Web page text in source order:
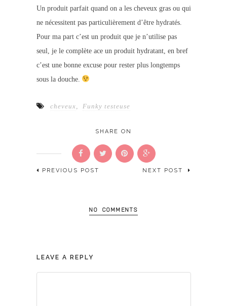
Un produit parfait quand on a les cheveux gras ou qui
ne nécessitent pas particulièrement d’être hydratés.
Pour ma part c’est un produit que je n’utilise pas
seul, je le complète ace un produit hydratant, en bref
c’est une bonne excuse pour rester plus longtemps
sous la douche.
cheveux Funky testeuse
SHARE ON
PREVIOUS POST NEXT POST
NO COMMENTS
LEAVE A REPLY